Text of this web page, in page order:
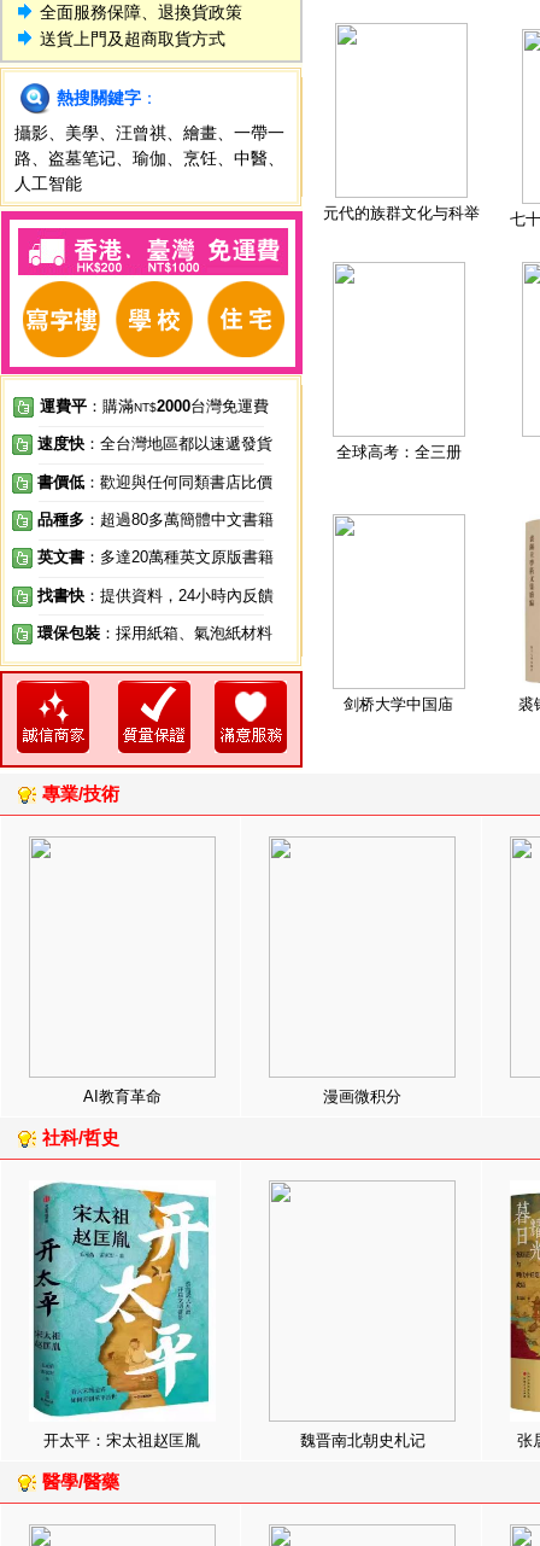
全面服務保障、退換貨政策
送貨上門及超商取貨方式
熱搜關鍵字 ：
攝影
美學 汪曾祺 繪畫
一帶一
路
盗墓笔记 瑜伽 烹饪 中醫
人工智能
運費平 ：購滿NT$2000台灣免運費
速度快 ：全台灣地區都以速遞發貨
書價低 ：歡迎與任何同類書店比價
品種多 ：超過80多萬簡體中文書籍
英文書 ：多達20萬種英文原版書籍
找書快 ：提供資料，24小時內反饋
環保包裝 ：採用紙箱、氣泡紙材料
元代的族群文化与科举 七
全球高考：全三册
剑桥大学中国庙 裘
專業/技術
AI教育革命 漫画微积分
社科/哲史
开太平：宋太祖赵匡胤 魏晋南北朝史札记 张
醫學/醫藥